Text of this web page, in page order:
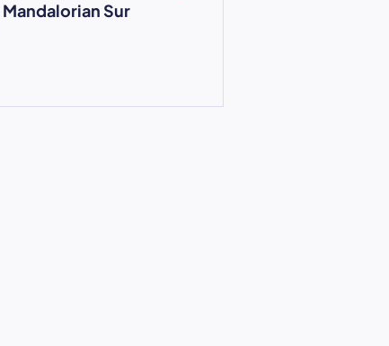
Sur